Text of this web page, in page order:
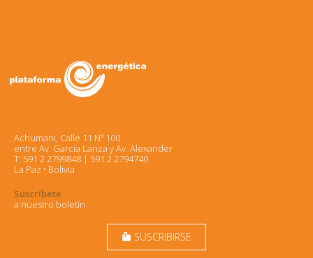
Achumani, Calle 11 Nº 100
entre Av. García Lanza y Av. Alexander
T: 591 2 2799848 | 591 2 2794740
La Paz • Bolivia
Suscríbete
a nuestro boletín
markunread_mailbox SUSCRIBIRSE